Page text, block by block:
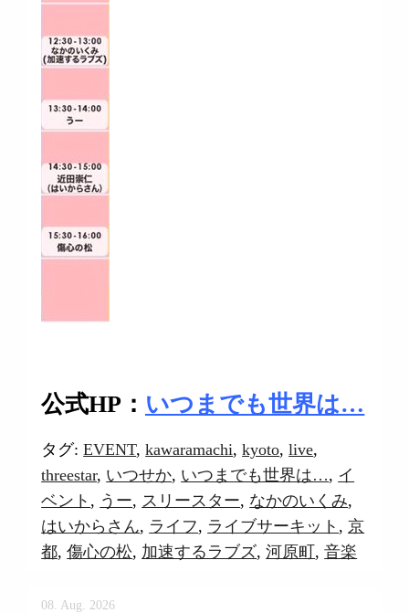
公式HP： いつまでも世界は…
タグ:EVENT,kawaramachi,kyoto,live,
threestar, いつせか, いつまでも世界は…, イ
ベント , うー, スリースター, なかのいくみ,
はいからさん, ライフ, ライブサーキット ,京
都,傷心の松, 加速するラブズ,河原町 ,音楽
08. Aug. 2026